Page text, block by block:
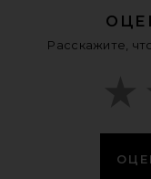
Расскажите,